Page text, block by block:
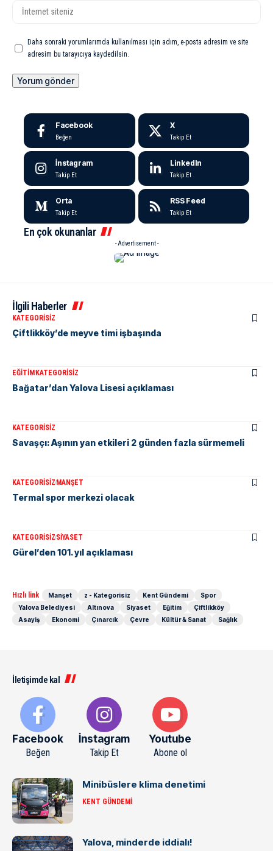
Daha sonraki yorumlarımda kullanılması için adım, e-posta adresim ve site
adresim bu tarayıcıya kaydedilsin.
Facebook
Beğen
X
Takip Et
İnstagram
Takip Et
LinkedIn
Takip Et
Orta
Takip Et
RSS Feed
Takip Et
En çok okunanlar
- Advertisement -
İlgili Haberler
KATEGORISIZ
Çiftlikköy’de meyve timi işbaşında
EĞITIMKATEGORISIZ
Bağatar’dan Yalova Lisesi açıklaması
KATEGORISIZ
Savaşçı: Aşının yan etkileri 2 günden fazla sürmemeli
KATEGORISIZMANŞET
Termal spor merkezi olacak
KATEGORISIZSIYASET
Gürel’den 101. yıl açıklaması
Hızlı link Manşet z - Kategorisiz Kent Gündemi
Spor
Yalova Belediyesi
Altınova Siyaset Eğitim
Çiftlikköy
Asayiş
Ekonomi Çınarcık Çevre Kültür & Sanat Sağlık
İletişimde kal
Facebook
Beğen
İnstagram
Takip Et
Youtube
Abone ol
Minibüslere klima denetimi
KENT GÜNDEMI
Yalova, minderde iddialı!